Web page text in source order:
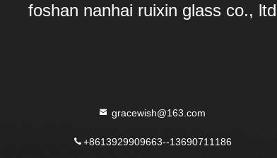
foshan nanhai ruixin glass co., ltd
gracewish@163.com
+8613929909663--13690711186